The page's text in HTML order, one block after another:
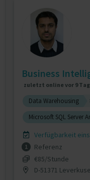
Business
zuletzt online vor 9
Data Warehousing
Microsoft SQL Server
Verfügbarkeit
1
Referenz
€85/Stunde
D-51371